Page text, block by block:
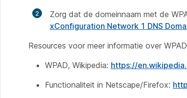
Zorg dat de domeinnaam met de
xConfiguration Network 1 DNS
Resources voor meer informatie over
WPAD, Wikipedia: https://
Functionaliteit in Netscape/Firefox: